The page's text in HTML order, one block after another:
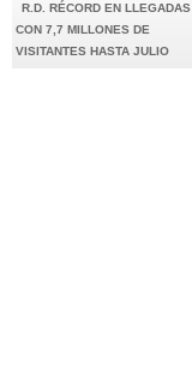
R.D. RÉCORD EN LLEGADAS
CON 7,7 MILLONES DE
VISITANTES HASTA JULIO